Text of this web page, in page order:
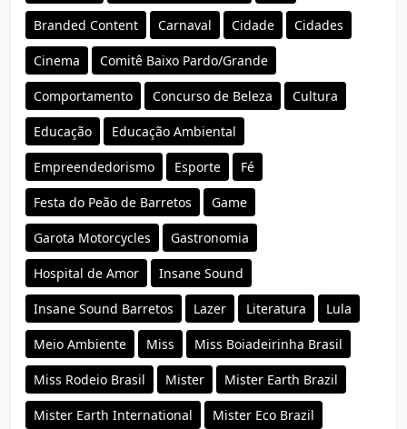
Branded Content Carnaval Cidade Cidades
Cinema Comitê Baixo Pardo/Grande
Comportamento Concurso de Beleza Cultura
Educação Educação Ambiental
Empreendedorismo Esporte Fé
Festa do Peão de Barretos Game
Garota Motorcycles Gastronomia
Hospital de Amor Insane Sound
Insane Sound Barretos Lazer Literatura Lula
Meio Ambiente Miss Miss Boiadeirinha Brasil
Miss Rodeio Brasil Mister Mister Earth Brazil
Mister Earth International Mister Eco Brazil